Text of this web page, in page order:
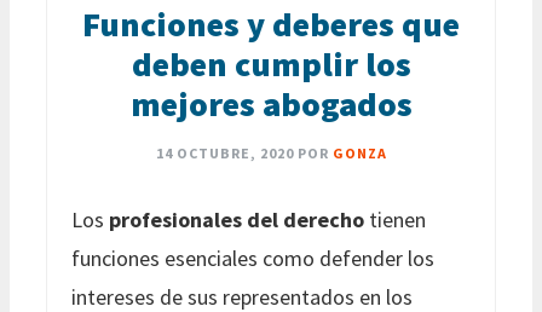
Funciones y deberes que
deben cumplir los
mejores abogados
14 OCTUBRE, 2020 POR GONZA
Los profesionales del derecho tienen
funciones esenciales como defender los
intereses de sus representados en los